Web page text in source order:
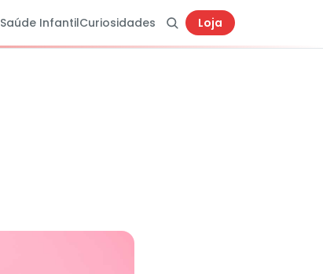
Saúde InfantilCuriosidades Loja